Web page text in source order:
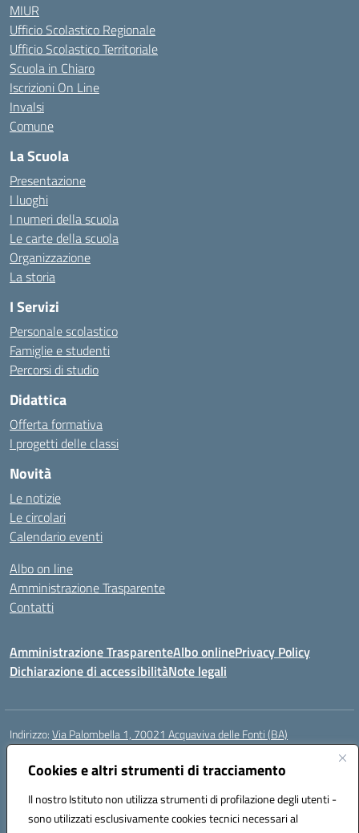
Cookies e altri strumenti di tracciamento
Il nostro Istituto non utilizza strumenti di profilazione degli utenti -
sono utilizzati esclusivamente cookies tecnici necessari al
MIUR
Ufficio Scolastico Regionale
Ufficio Scolastico Territoriale
Scuola in Chiaro
Iscrizioni On Line
Invalsi
Comune
La Scuola
Presentazione
I luoghi
I numeri della scuola
Le carte della scuola
Organizzazione
La storia
I Servizi
Personale scolastico
Famiglie e studenti
Percorsi di studio
Didattica
Offerta formativa
I progetti delle classi
Novità
Le notizie
Le circolari
Calendario eventi
Albo on line
Amministrazione Trasparente
Contatti
Amministrazione TrasparenteAlbo onlinePrivacy Policy
Dichiarazione di accessibilitàNote legali
Indirizzo:Via Palombella 1, 70021 Acquaviva delle Fonti (BA)
Centralino:
Posta elettronica certificata (PEC):baic89400e@pec.istruzione.it
Codice fiscale: 91121590722
Codice meccanografico:baic89400e